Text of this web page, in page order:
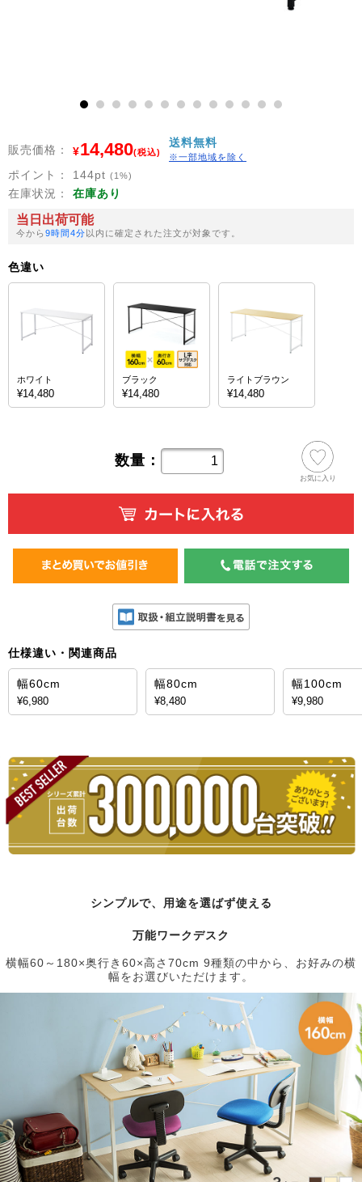
10 11 12
販売価格： ¥14,480(税込)
送料無料
※一部地域を除く
ポイント： 144pt (1%)
在庫状況： 在庫あり
当日出荷可能
今から9時間4分以内に確定された注文が対象です。
色違い
ホワイト
¥14,480
ブラック
¥14,480
ライトブラウン
¥14,480
数量：
お気に入り
仕様違い・関連商品
幅60cm
¥6,980
幅80cm
¥8,480
幅100cm
¥9,980
シンプルで、用途を選ばず使える
万能ワークデスク
横幅60～180×奥行き60×高さ70cm 9種類の中から、お好みの横
幅をお選びいただけます。